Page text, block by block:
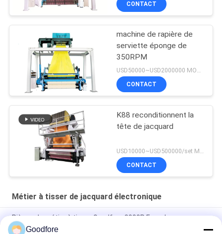
CONTACT
machine de rapière de
serviette éponge de
350RPM
USD50000~USD2000000 MOQ:1set
CONTACT
K88 reconditionnent la
tête de jacquard
USD10000~USD500000/set MOQ:1set
CONTACT
Métier à tisser de jacquard électronique
Pièces de métier à tisser Goodfore 2000P Encodeur pour
machines à tisser avec 6 mois de garantie
Goodfore